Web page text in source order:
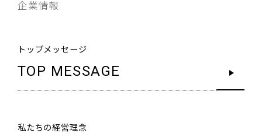
企業情報
トップメッセージ
TOP MESSAGE
私たちの経営理念